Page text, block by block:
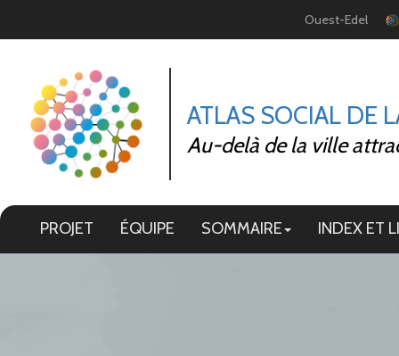
Ouest-Edel
ATLAS SOCIAL DE
Au-delà de la ville
PROJET ÉQUIPE SOMMAIRE INDEX ET